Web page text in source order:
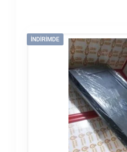
İNDIRIMDE